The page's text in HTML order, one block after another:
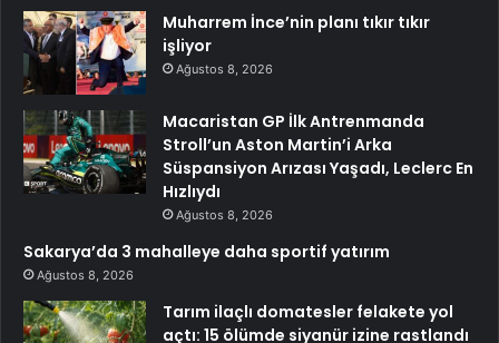
Muharrem İnce’nin planı tıkır tıkır
işliyor
Ağustos 8, 2026
Macaristan GP İlk Antrenmanda
Stroll’un Aston Martin’i Arka
Süspansiyon Arızası Yaşadı, Leclerc En
Hızlıydı
Ağustos 8, 2026
Sakarya’da 3 mahalleye daha sportif yatırım
Ağustos 8, 2026
Tarım ilaçlı domatesler felakete yol
açtı: 15 ölümde siyanür izine rastlandı